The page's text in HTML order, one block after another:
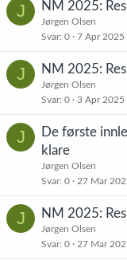
J NM 2025:
Jørgen Olsen
Svar 0 7 Apr 2025
J NM 2025:
Jørgen Olsen
Svar 0 3 Apr 2025
J
De første
klare
Jørgen Olsen
Svar 0 27 Mar
J NM 2025:
Jørgen Olsen
Svar 0 27 Mar